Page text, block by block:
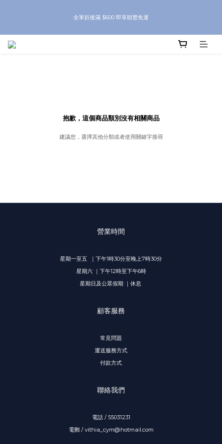
全單折後滿 $600 即享順豐免運
8月優惠 凡購物折後滿$250送Skinbeauty 自家Eyes Mask一對 每滿$500送
抱歉，這個商品類別沒有相關商品
建議您，選擇其他分類或者使用關鍵字搜尋
營業時間
星期一至五 ｜下午1時30分至晚上7時30分
星期六 ｜下午12時至下午6時
星期日及公眾假期 ｜休息
顧客服務
常見問題
運送服務方式
付款方式
聯絡我們
電話 / 55031231
電郵 / vithia_cym@hotmail.com